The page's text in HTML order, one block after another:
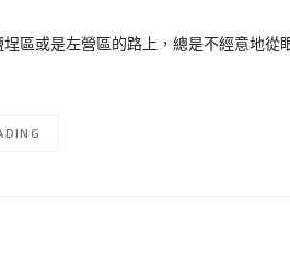
區或是左營區的路上，總是不經意地